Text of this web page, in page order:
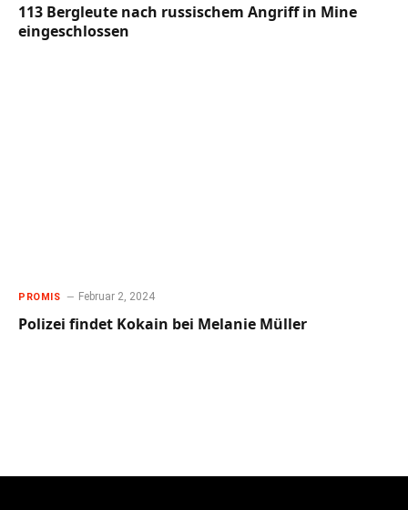
113 Bergleute nach russischem Angriff in Mine
eingeschlossen
PROMIS Februar 2, 2024
Polizei findet Kokain bei Melanie Müller